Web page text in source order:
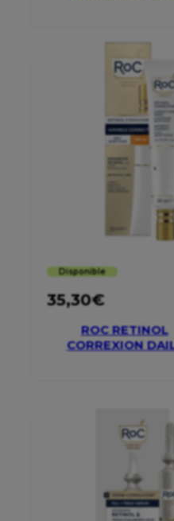
Disponible
35,30€
ROC RETINOL
CORREXION